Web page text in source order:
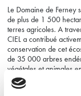
Le Domaine de Ferney
de plus de 1 500
terres agricoles. A
CIEL a contribué
conservation de cet
de 35 000 arbres
végétales et animales
conservation s’inscrit
globale, dont l’un des